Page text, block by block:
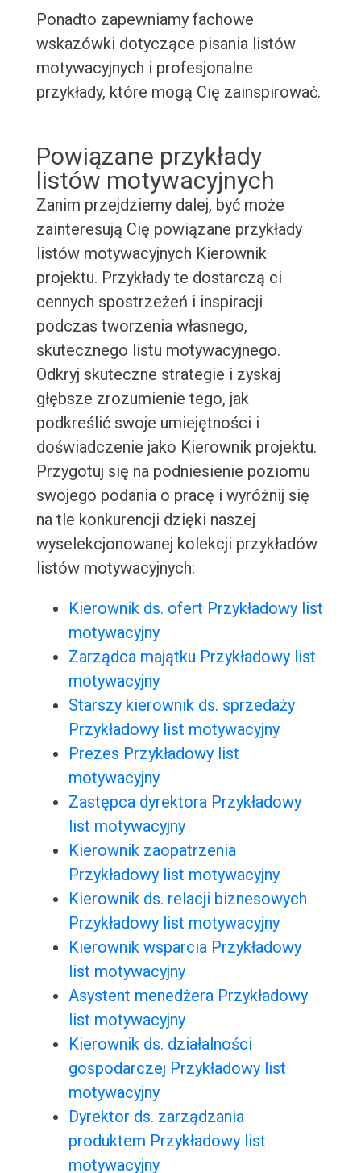
Ponadto zapewniamy fachowe
wskazówki dotyczące pisania listów
motywacyjnych i profesjonalne
przykłady, które mogą Cię zainspirować.
Powiązane przykłady
listów motywacyjnych
Zanim przejdziemy dalej, być może
zainteresują Cię powiązane przykłady
listów motywacyjnych Kierownik
projektu. Przykłady te dostarczą ci
cennych spostrzeżeń i inspiracji
podczas tworzenia własnego,
skutecznego listu motywacyjnego.
Odkryj skuteczne strategie i zyskaj
głębsze zrozumienie tego, jak
podkreślić swoje umiejętności i
doświadczenie jako Kierownik projektu.
Przygotuj się na podniesienie poziomu
swojego podania o pracę i wyróżnij się
na tle konkurencji dzięki naszej
wyselekcjonowanej kolekcji przykładów
listów motywacyjnych:
Kierownik ds. ofert Przykładowy list
motywacyjny
Zarządca majątku Przykładowy list
motywacyjny
Starszy kierownik ds. sprzedaży
Przykładowy list motywacyjny
Prezes Przykładowy list
motywacyjny
Zastępca dyrektora Przykładowy
list motywacyjny
Kierownik zaopatrzenia
Przykładowy list motywacyjny
Kierownik ds. relacji biznesowych
Przykładowy list motywacyjny
Kierownik wsparcia Przykładowy
list motywacyjny
Asystent menedżera Przykładowy
list motywacyjny
Kierownik ds. działalności
gospodarczej Przykładowy list
motywacyjny
Dyrektor ds. zarządzania
produktem Przykładowy list
motywacyjny